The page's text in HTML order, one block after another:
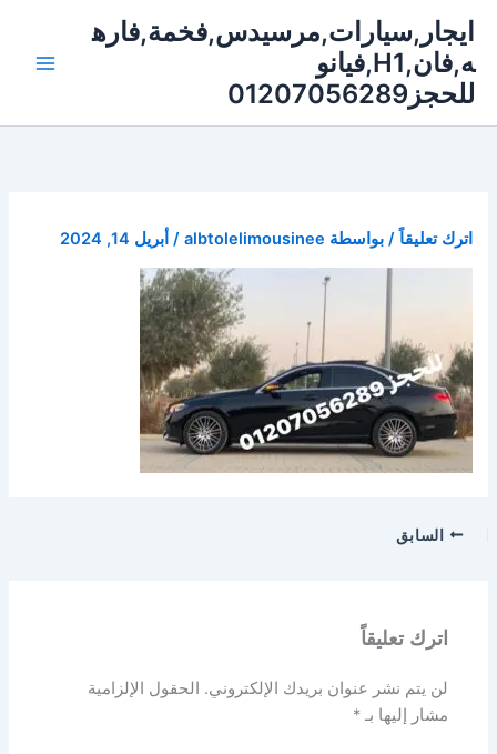
المحتوى
ايجار,سيارات,مرسيدس,فخمة,فاره
ه,فان,H1,فيانو
للحجز01207056289
اترك تعليقاً / بواسطة albtolelimousinee
/ أبريل 14, 2024
السابق
اترك تعليقاً
لن يتم نشر عنوان بريدك الإلكتروني. الحقول الإلزامية
مشار إليها بـ*